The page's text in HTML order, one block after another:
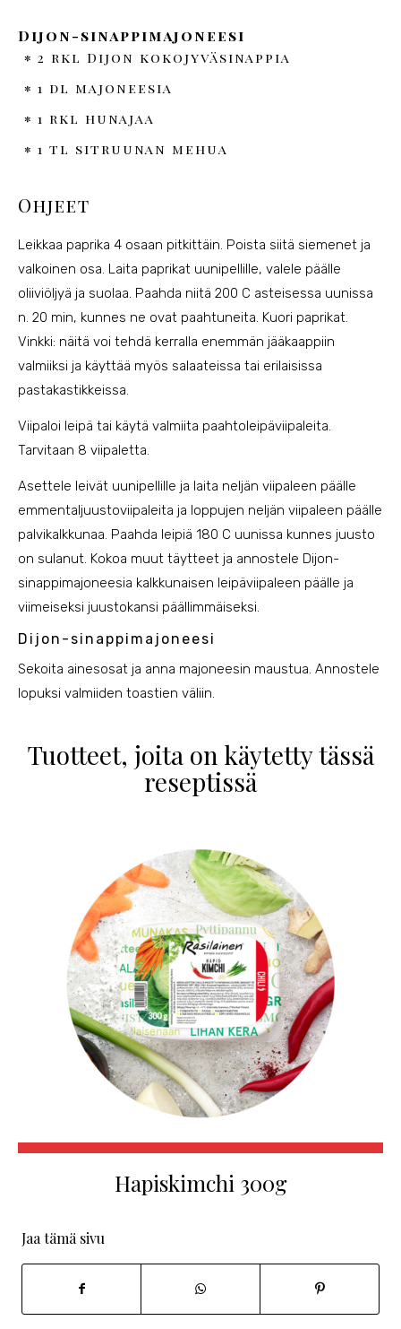
Dijon-sinappimajoneesi
2 rkl Dijon kokojyväsinappia
1 dl majoneesia
1 rkl hunajaa
1 tl sitruunan mehua
Ohjeet
Leikkaa paprika 4 osaan pitkittäin. Poista siitä siemenet ja
valkoinen osa. Laita paprikat uunipellille, valele päälle
oliiviöljyä ja suolaa. Paahda niitä 200 C asteisessa uunissa
n. 20 min, kunnes ne ovat paahtuneita. Kuori paprikat.
Vinkki: näitä voi tehdä kerralla enemmän jääkaappiin
valmiiksi ja käyttää myös salaateissa tai erilaisissa
pastakastikkeissa.
Viipaloi leipä tai käytä valmiita paahtoleipäviipaleita.
Tarvitaan 8 viipaletta.
Asettele leivät uunipellille ja laita neljän viipaleen päälle
emmentaljuustoviipaleita ja loppujen neljän viipaleen päälle
palvikalkkunaa. Paahda leipiä 180 C uunissa kunnes juusto
on sulanut. Kokoa muut täytteet ja annostele Dijon-
sinappimajoneesia kalkkunaisen leipäviipaleen päälle ja
viimeiseksi juustokansi päällimmäiseksi.
Dijon-sinappimajoneesi
Sekoita ainesosat ja anna majoneesin maustua. Annostele
lopuksi valmiiden toastien väliin.
Tuotteet, joita on käytetty tässä
reseptissä
Hapiskimchi 300g
Jaa tämä sivu